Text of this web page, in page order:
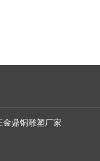
鼎铜雕塑厂家